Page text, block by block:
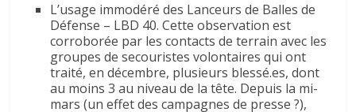
L’usage immodéré des Lanceurs de Balles de
Défense – LBD 40. Cette observation est
corroborée par les contacts de terrain avec les
groupes de secouristes volontaires qui ont
traité, en décembre, plusieurs blessé.es, dont
au moins 3 au niveau de la tête. Depuis la mi-
mars (un effet des campagnes de presse ?),